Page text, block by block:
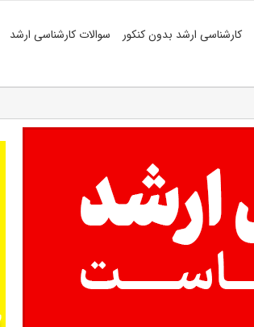
کارشناسی ارشد بدون کنکور سوالات کارشناسی ارشد